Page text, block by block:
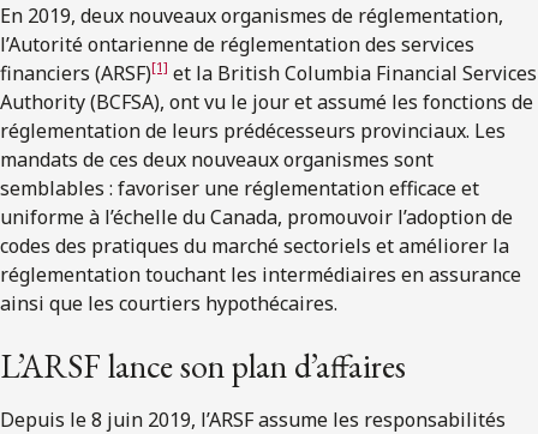
En 2019, deux nouveaux organismes de réglementation,
l’Autorité ontarienne de réglementation des services
financiers (ARSF)[1] et la British Columbia Financial Services
Authority (BCFSA), ont vu le jour et assumé les fonctions de
réglementation de leurs prédécesseurs provinciaux. Les
mandats de ces deux nouveaux organismes sont
semblables : favoriser une réglementation efficace et
uniforme à l’échelle du Canada, promouvoir l’adoption de
codes des pratiques du marché sectoriels et améliorer la
réglementation touchant les intermédiaires en assurance
ainsi que les courtiers hypothécaires.
L’ARSF lance son plan d’affaires
Depuis le 8 juin 2019, l’ARSF assume les responsabilités